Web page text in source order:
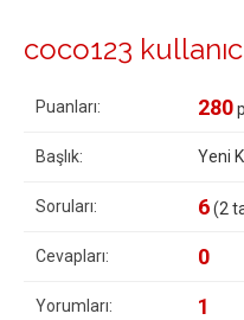
coco123
Puanları: 280
Başlık: Yeni
Soruları: 6(2
Cevapları: 0
Yorumları: 1